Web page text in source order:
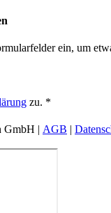
ein, um
zu. *
GmbH | AGB |